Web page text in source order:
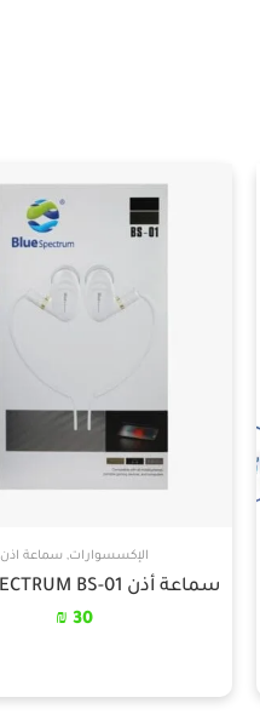
الإكسسوارات, سماعة اذن
سماعة أذن BLUE SPECTRUM BS-01
30
₪